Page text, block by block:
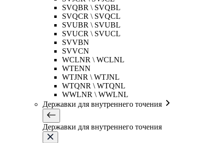
SVQBR \ SVQBL
SVQCR \ SVQCL
SVUBR \ SVUBL
SVUCR \ SVUCL
SVVBN
SVVCN
WCLNR \ WCLNL
WTENN
WTJNR \ WTJNL
WTQNR \ WTQNL
WWLNR \ WWLNL
Державки для внутреннего точения
Державки для внутреннего точения